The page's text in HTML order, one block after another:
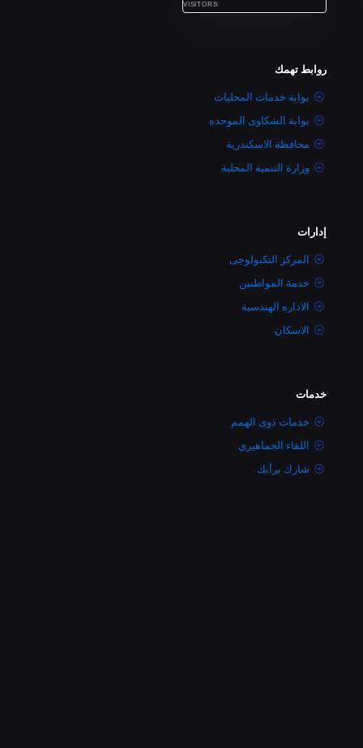
VISITORS
روابط تهمك
بوابة خدمات المحليات
بوابة الشكاوى الموحده
محافظة الاسكندرية
وزارة التنمية المحلية
إدارات
المركز التكنولوجى
خدمة المواطنين
الاداره الهندسية
الاسكان
خدمات
خدمات ذوى الهمم
اللقاء الجماهيري
شارك برأيك